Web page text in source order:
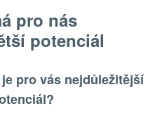
pro nás
potenciál
pro vás nejdůležitější